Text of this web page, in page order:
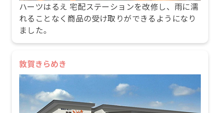
ハーツはるえ 宅配ステーションを改修し、雨に濡
れることなく商品の受け取りができるようになり
ました。
敦賀きらめき